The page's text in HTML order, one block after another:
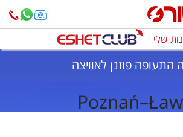
שלי
התעופה פוזנן לאוויצה